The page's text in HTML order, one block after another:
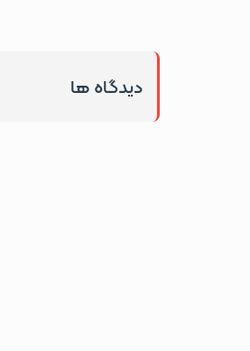
دیدگاه ها